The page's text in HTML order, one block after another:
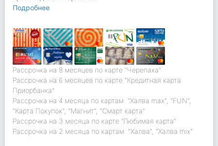
Подробнее
Рассрочка на 8 месяцев по карте "Черепаха"
Рассрочка на 6 месяцев по карте "Кредитная карта
Приорбанка"
Рассрочка на 4 месяца по картам: "Халва max", "FUN",
"Карта Покупок", "Магнит", "Смарт карта"
Рассрочка на 3 месяца по карте "Любимая карта"
Рассрочка на 2 месяца по картам: "Халва", "Халва mix"